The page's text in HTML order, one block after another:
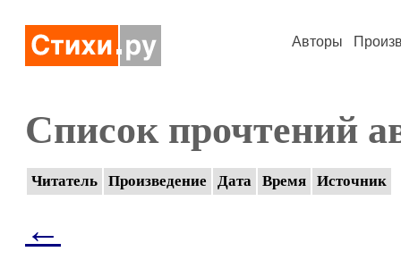
Авторы
Список прочтений
Читатель Произведение Дата Время Источник
←